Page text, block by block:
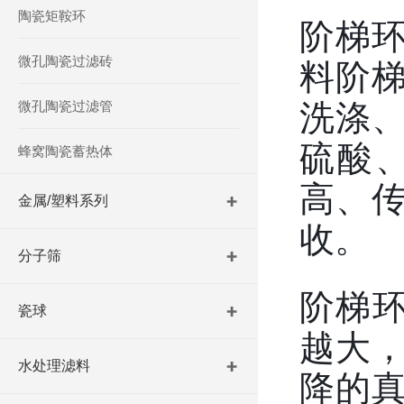
陶瓷矩鞍环
微孔陶瓷过滤砖
微孔陶瓷过滤管
蜂窝陶瓷蓄热体
金属/塑料系列
分子筛
瓷球
水处理滤料
阶梯
料阶
洗涤
硫酸
高、
收。
阶梯
越大
降的